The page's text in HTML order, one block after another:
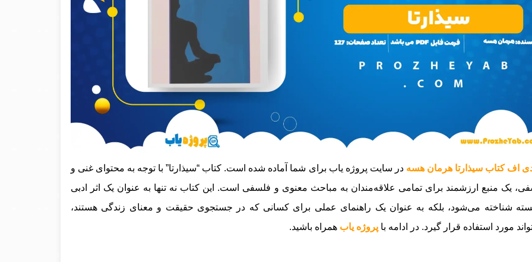
اف کتاب سیذارتا هرمان هسهدر سایت پروژه یاب برای شما آماده شده است. کتاب “سیذارتا” با توجه به محتوای غنی و
یک منبع ارزشمند برای تمامی علاقه‌مندان به مباحث معنوی و فلسفی است. این کتاب نه تنها به عنوان یک اثر ادبی
شناخته می‌شود، بلکه به عنوان یک راهنمای عملی برای کسانی که در جستجوی حقیقت و معنای زندگی هستند،
مورد استفاده قرار گیرد. در ادامه با پروژه یاب همراه باشید.